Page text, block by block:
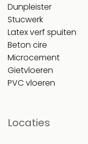
Dunpleister
Stucwerk
Latex verf spuiten
Beton cire
Microcement
Gietvloeren
PVC vloeren
Locaties